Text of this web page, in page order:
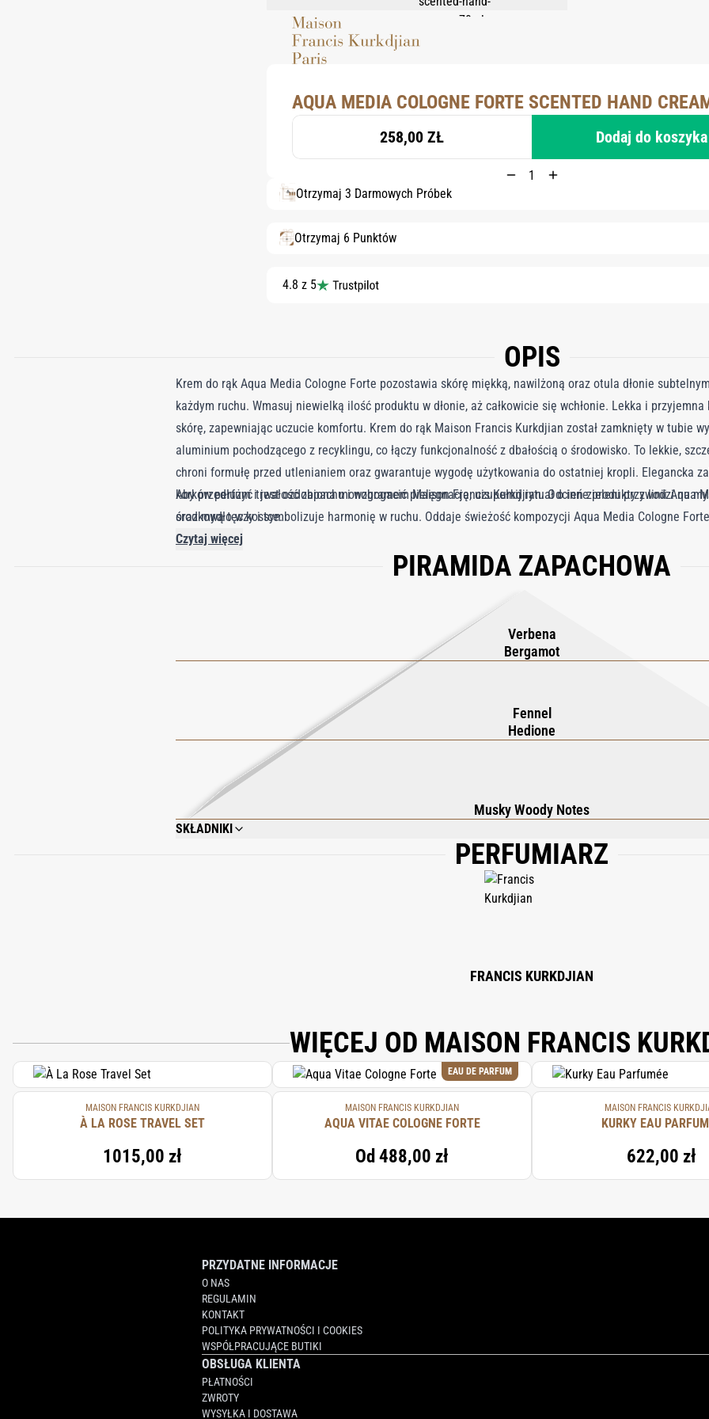
AQUA MEDIA COLOGNE FORTE SCENTED HAND
258,00 ZŁ Dodaj do koszyka
Otrzymaj 3 Darmowych Próbek
Otrzymaj 6 Punktów
4.8 z 5
OPIS
Krem do rąk Aqua Media Cologne Forte pozostawia skórę miękką, nawilżoną oraz otula dłonie
każdym ruchu. Wmasuj niewielką ilość produktu w dłonie, aż całkowicie się wchłonie. Lekka i
skórę, zapewniając uczucie komfortu. Krem do rąk Maison Francis Kurkdjian został zamknięty w tubie
aluminium pochodzącego z recyklingu, co łączy funkcjonalność z dbałością o środowisko. To lekkie,
chroni formułę przed utlenianiem oraz gwarantuje wygodę użytkowania do ostatniej kropli. Elegancka
korków perfum i jest ozdobiona monogramem Maison Francis Kurkdjian. Odcień zieleni przywodzi na
środkową tęczy i symbolizuje harmonię w ruchu. Oddaje świeżość kompozycji Aqua Media Cologne
charakterze, w której akord werbeny i słodkiego kopru wspiera drzewno piżmowa baza.
Aby przedłużyć trwałość zapachu i wzbogacić pielęgnację, uzupełnij rytuał o inne produkty z linii Aqua
oraz mydło w kostce.
Czytaj więcej
PIRAMIDA ZAPACHOWA
Verbena
Bergamot
Fennel
Hedione
Musky Woody Notes
SKŁADNIKI
AQUA/WATER/EAU, BEHENYL ALCOHOL, GLYCERIN, BUTYROSPERMUM PARKII (SHEA) BUTTER, TRIETHYL CITRATE,
PARFUM/FRAGRANCE, SODIUM CITRATE, SCLEROTIUM GUM, ARGANIA SPINOSA KERNEL OIL, ARACHIDYL GLUCOSIDE,
(BERGAMOT) PEEL OIL, CITRIC ACID, LIMONENE, 1,2-HEXANEDIOL, CAPRYLYL GLYCOL, TOCOPHERYL ACETATE,
BENZOATE, PINENE, CITRUS LIMON (LEMON) PEEL OIL, CITRUS AURANTIUM PEEL OIL, XANTHAN GUM, CITRONELLOL,
PERFUMIARZ
FRANCIS KURKDJIAN
WIĘCEJ OD MAISON FRANCIS
MAISON FRANCIS KURKDJIAN
À LA ROSE TRAVEL SET
1015,00 zł
EAU DE PARFUM
MAISON FRANCIS KURKDJIAN
AQUA VITAE COLOGNE FORTE
Od 488,00 zł
MAISON FRANCIS
KURKY EAU
622,00 zł
PRZYDATNE INFORMACJE
O NAS
REGULAMIN
KONTAKT
POLITYKA PRYWATNOŚCI I COOKIES
WSPÓŁPRACUJĄCE BUTIKI
OBSŁUGA KLIENTA
PŁATNOŚCI
ZWROTY
WYSYŁKA I DOSTAWA